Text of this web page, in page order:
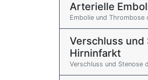
Arterielle
Embolie und Thrombose
Verschluss
Hirninfarkt
Verschluss und Stenose